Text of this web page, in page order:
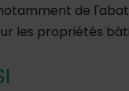
de
les propriétés